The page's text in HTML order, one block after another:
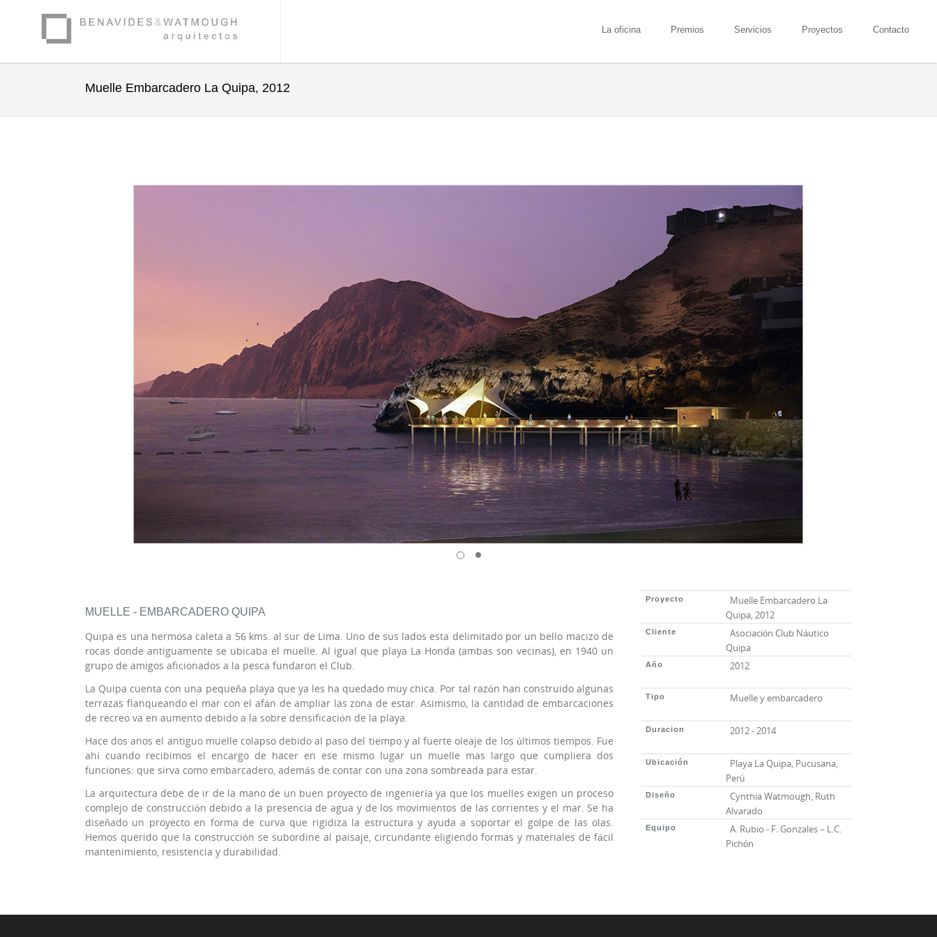
La oficina Premios Servicios Proyectos Contacto
Muelle Embarcadero La Quipa, 2012
MUELLE - EMBARCADERO QUIPA
Quipa es una hermosa caleta a 56 kms. al sur de Lima. Uno de sus lados esta delimitado por un bello macizo de
rocas donde antiguamente se ubicaba el muelle. Al igual que playa La Honda (ambas son vecinas), en 1940 un
grupo de amigos aficionados a la pesca fundaron el Club.
La Quipa cuenta con una pequeña playa que ya les ha quedado muy chica. Por tal razón han construido algunas
terrazas flanqueando el mar con el afán de ampliar las zona de estar. Asimismo, la cantidad de embarcaciones
de recreo va en aumento debido a la sobre densificación de la playa.
Hace dos anos el antiguo muelle colapso debido al paso del tiempo y al fuerte oleaje de los últimos tiempos. Fue
ahí cuando recibimos el encargo de hacer en ese mismo lugar un muelle mas largo que cumpliera dos
funciones: que sirva como embarcadero, además de contar con una zona sombreada para estar.
La arquitectura debe de ir de la mano de un buen proyecto de ingeniería ya que los muelles exigen un proceso
complejo de construcción debido a la presencia de agua y de los movimientos de las corrientes y el mar. Se ha
diseñado un proyecto en forma de curva que rigidiza la estructura y ayuda a soportar el golpe de las olas.
Hemos querido que la construcción se subordine al paisaje, circundante eligiendo formas y materiales de fácil
mantenimiento, resistencia y durabilidad.
Proyecto
Muelle Embarcadero La
Quipa, 2012
Cliente
Asociación Club Náutico
Quipa
Año 2012
Tipo Muelle y embarcadero
Duracion 2012 - 2014
Ubicación
Playa La Quipa, Pucusana,
Perú
Diseño
Cynthia Watmough, Ruth
Alvarado
Equipo
A. Rubio - F. Gonzales – L.C.
Pichón